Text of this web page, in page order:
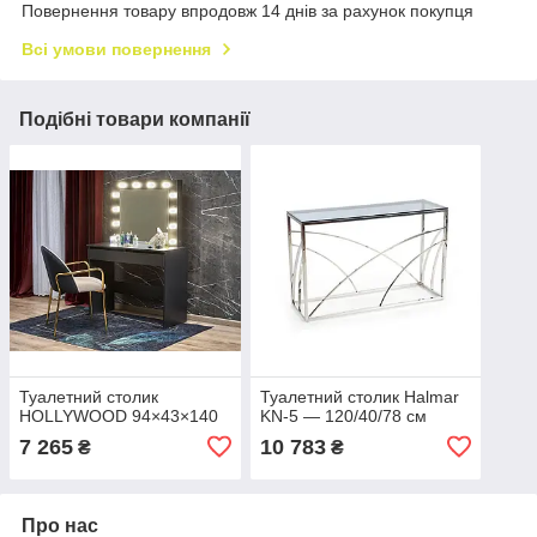
Повернення товару впродовж 14 днів за рахунок покупця
Всі умови повернення
Подібні товари компанії
Туалетний столик
HOLLYWOOD 94×43×140
7 265 ₴
Туалетний столик Halmar
KN-5 — 120/40/78 см
10 783₴
Про нас